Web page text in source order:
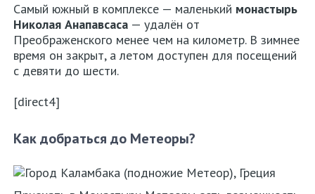
Самый южный в комплексе — маленький монастырь
Николая Анапавсаса— удалён от
Преображенского менее чем на километр. В зимнее
время он закрыт, а летом доступен для посещений
с девяти до шести.
[direct4]
Как добраться до Метеоры?